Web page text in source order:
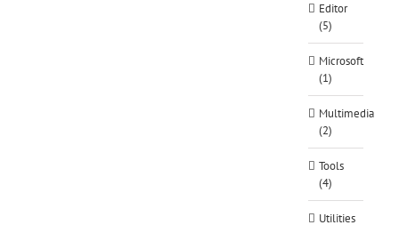
Editor
(5)
Microsoft
(1)
Multimedia
(2)
Tools
(4)
Utilities